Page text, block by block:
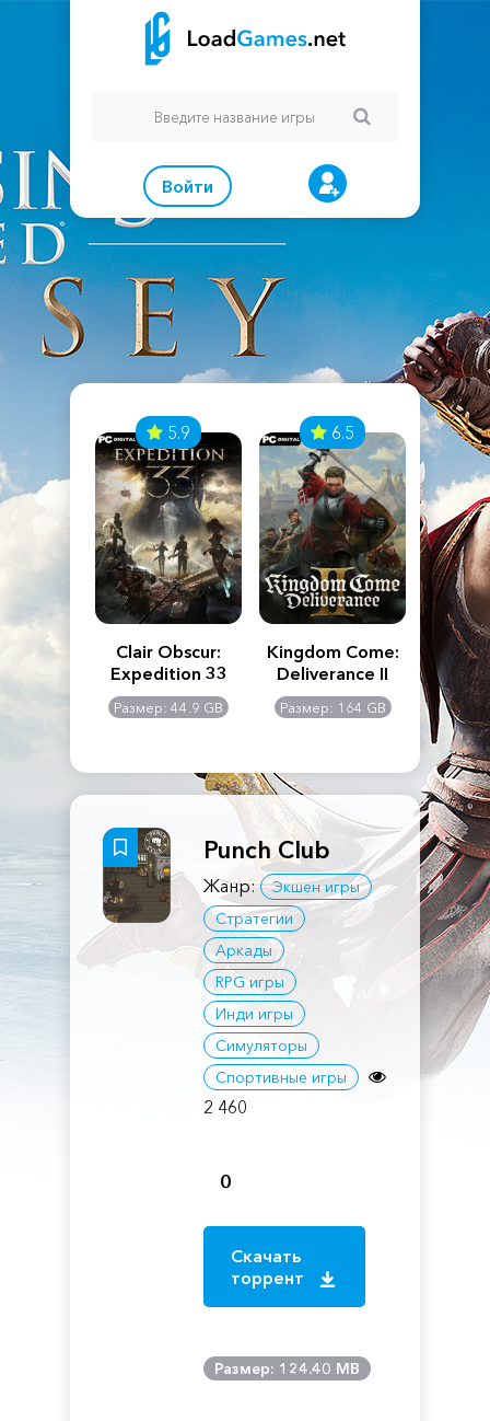
Войти
Creed
5.9
Clair Obscur:
Expedition 33
Размер: 44.9 GB
6.5
Kingdom Come:
Deliverance II
Размер: 164 GB
The
Punch Club
Жанр:
Экшен игры
Стратегии
Аркады
RPG игры
Инди игры
Симуляторы
Спортивные игры
2 460
0
Скачать
торрент
Размер: 124.40 MB